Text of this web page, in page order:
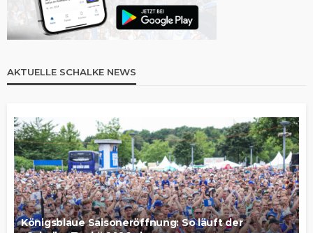
AKTUELLE SCHALKE NEWS
Königsblaue Saisoneröffnung: So läuft der